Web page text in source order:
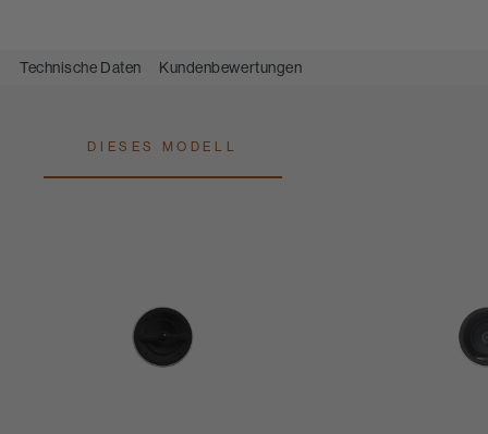
Technische Daten Kundenbewertungen
DIESES MODELL